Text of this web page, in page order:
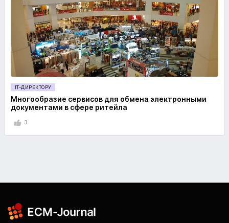
IT-ДИРЕКТОРУ
Многообразие сервисов для обмена электронными
документами в сфере ритейла
3